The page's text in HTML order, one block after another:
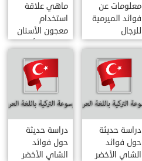
معلومات عن
فوائد الميرمية
للرجال
ماهي علاقة
استخدام
معجون الأسنان
بالتهاب الأمعاء
دراسة حديثة
حول فوائد
الشاي الأخضر
دراسة حديثة
حول فوائد
الشاي الأخضر